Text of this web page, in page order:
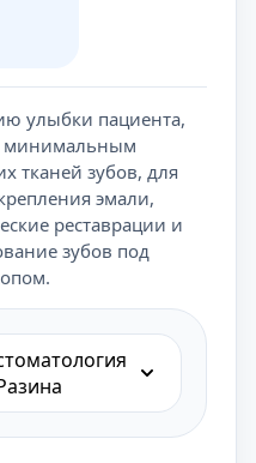
улыбки пациента,
минимальным
тканей зубов, для
эмали,
реставрации и
зубов под